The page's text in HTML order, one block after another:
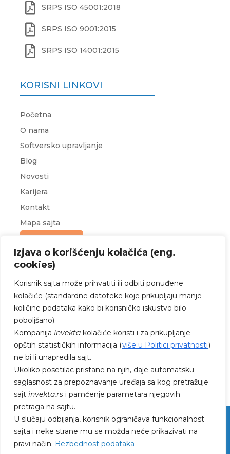
Izjava o korišćenju kolačića (eng.
cookies)
Korisnik sajta može prihvatiti ili odbiti ponuđene
kolačiće (standardne datoteke koje prikupljaju manje
količine podataka kako bi korisničko iskustvo bilo
poboljšano).
Kompanija Invekta kolačiće koristi i za prikupljanje
opštih statističkih informacija (više u Politici privatnosti)
ne bi li unapredila sajt.
Ukoliko posetilac pristane na njih, daje automatsku
saglasnost za prepoznavanje uređaja sa kog pretražuje
sajt invekta.rs i pamćenje parametara njegovih
pretraga na sajtu.
U slučaju odbijanja, korisnik ograničava funkcionalnost
sajta i neke strane mu se možda neće prikazivati na
pravi način. Bezbednost podataka
 SRPS ISO 45001:2018
 SRPS ISO 9001:2015
 SRPS ISO 14001:2015
KORISNI LINKOVI
Početna
O nama
Softversko upravljanje
Blog
Novosti
Karijera
Kontakt
Mapa sajta
PRATITE NAS NA FEJSBUKU I
INSTAGRAMU